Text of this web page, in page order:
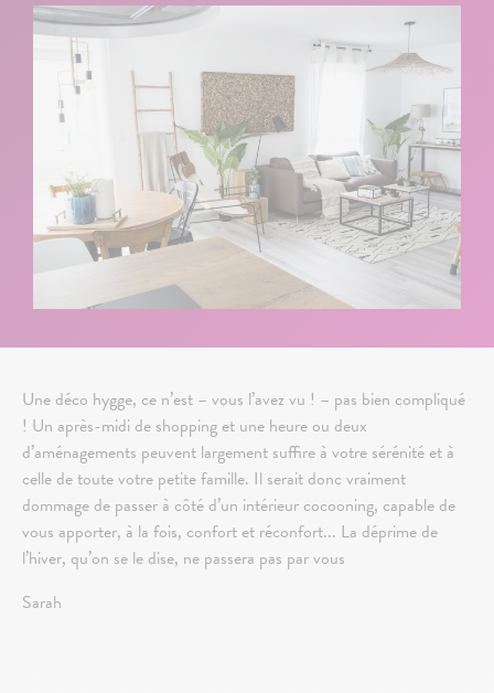
Une déco hygge, ce n’est – vous l’avez vu ! – pas bien compliqué
! Un après-midi de shopping et une heure ou deux
d’aménagements peuvent largement suffire à votre sérénité et à
celle de toute votre petite famille. Il serait donc vraiment
dommage de passer à côté d’un intérieur cocooning, capable de
vous apporter, à la fois, confort et réconfort... La déprime de
l’hiver, qu’on se le dise, ne passera pas par vous
Sarah